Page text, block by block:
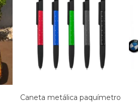
Caneta metálica paquímetro